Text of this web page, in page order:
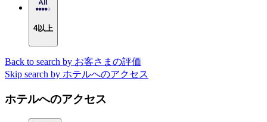
4以上
Back to search by お客さまの評価
Skip search by ホテルへのアクセス
ホテルへのアクセス